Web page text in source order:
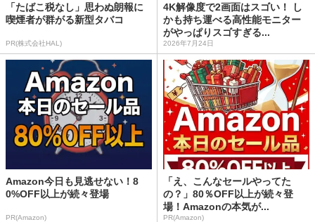
「たばこ税なし」思わぬ朗報に
喫煙者が群がる新型タバコ
PR(株式会社HAL)
4K解像度で2画面はスゴい！ し
かも持ち運べる高性能モニター
がやっぱりスゴすぎる...
2026年7月24日
Amazon今日も見逃せない！8
0%OFF以上が続々登場
PR(Amazon)
「え、こんなセールやってた
の？」80％OFF以上が続々登
場！Amazonの本気が...
PR(Amazon)